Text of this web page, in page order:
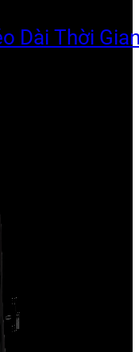
Dài Thời